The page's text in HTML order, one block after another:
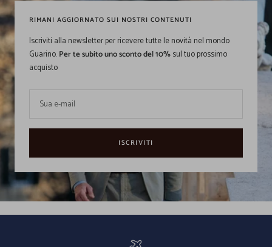
RIMANI AGGIORNATO SUI NOSTRI CONTENUTI
Iscriviti alla newsletter per ricevere tutte le novità nel mondo
Guarino.Per te subito uno sconto del 10%sul tuo prossimo
acquisto
Sua e-mail
ISCRIVITI